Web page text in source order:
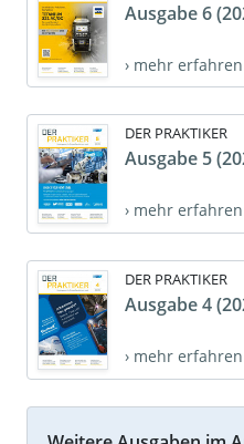
Ausgabe 6
› mehr erfahren
DER PRAKTIKER
Ausgabe 5
› mehr erfahren
DER PRAKTIKER
Ausgabe 4
› mehr erfahren